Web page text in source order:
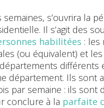
semaines, s’ouvrira la
Il s’agit des
habilitées : les
(ou équivalent) et
différents
département. Ils sont
par semaine : ils sont
conclure à la parfaite